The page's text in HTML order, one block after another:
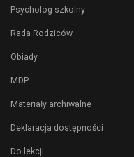
Psycholog szkolny
Rada Rodziców
Obiady
MDP
Materiały archiwalne
Deklaracja dostępności
Do lekcji